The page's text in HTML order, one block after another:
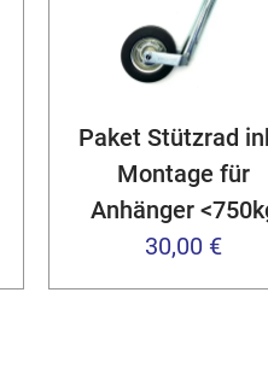
Paket Stützrad
Montage für
Anhänger
30,00 €